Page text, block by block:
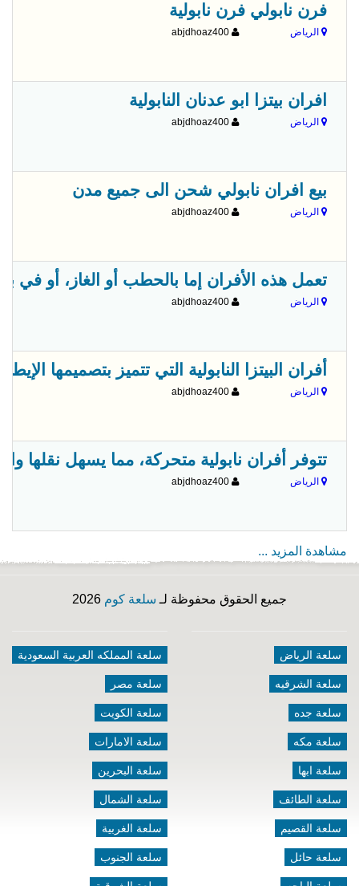
فرن نابولي فرن نابولية
الرياض
افران بيتزا ابو عدنان النابولية
الرياض
بيع افران نابولي شحن الى جميع مدن
الرياض
تعمل هذه الأفران إما بالحطب أو الغاز، أو في
الرياض
أفران البيتزا النابولية التي تتميز بتصميمها
الرياض
تتوفر أفران نابولية متحركة، مما يسهل نقلها
الرياض
مشاهدة المزيد ...
جميع الحقوق محفوظة لـ سلعة كوم
سلعة الرياض
سلعة الشرقيه
سلعة جده
سلعة مكه
سلعة ابها
سلعة الطائف
سلعة القصيم
سلعة حائل
سلعة المملكه العربية السعودية
سلعة مصر
سلعة الكويت
سلعة الامارات
سلعة البحرين
سلعة الشمال
سلعة الغربية
سلعة الجنوب